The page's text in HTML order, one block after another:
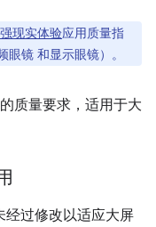
现实体验应用质量指
镜 和显示眼镜）。
质量要求，适用于大
经过修改以适应大屏